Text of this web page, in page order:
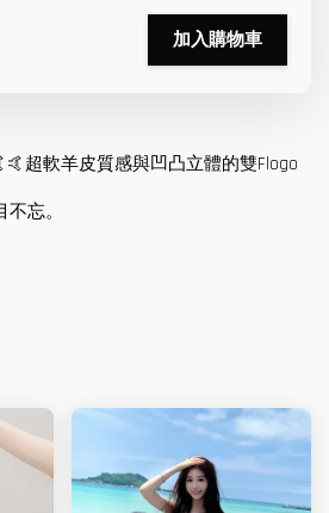
加入購物車
超軟羊皮質感與凹凸立體的雙Flogo
忘。